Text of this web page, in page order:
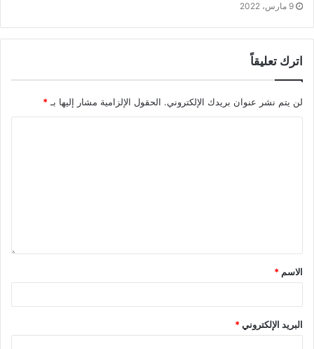
9 مارس، 2022
اترك تعليقاً
لن يتم نشر عنوان بريدك الإلكتروني. الحقول الإلزامية مشار إليها بـ *
الاسم *
البريد الإلكتروني*